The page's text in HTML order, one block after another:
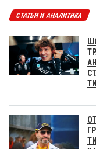
СТАТЬИ И АНАЛИТИКА